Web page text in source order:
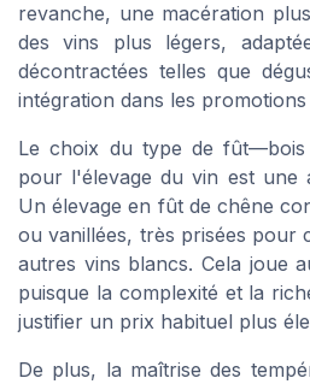
revanche, une macération
des vins plus légers,
décontractées telles que
intégration dans les
Le choix du type de
pour l'élevage du vin est une
Un élevage en fût de chêne
ou vanillées, très prisées pour
autres vins blancs. Cela joue
puisque la complexité et la
justifier un prix habituel plus
De plus, la maîtrise des